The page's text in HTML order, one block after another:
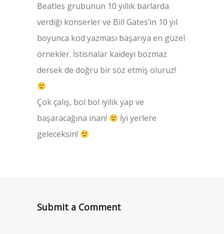
Beatles grubunun 10 yıllık barlarda
verdiği konserler ve Bill Gates’in 10 yıl
boyunca kod yazması başarıya en güzel
örnekler. İstisnalar kaideyi bozmaz
dersek de doğru bir söz etmiş oluruz!
Çok çalış, bol bol iyilik yap ve
başaracağına inan!
İyi yerlere
geleceksin!
Submit a Comment